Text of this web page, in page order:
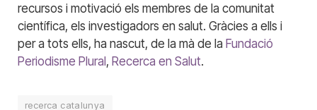
recursos i motivació els membres de la comunitat
científica, els investigadors en salut. Gràcies a ells i
per a tots ells, ha nascut, de la mà de la Fundació
Periodisme Plural, Recerca en Salut.
recerca catalunya